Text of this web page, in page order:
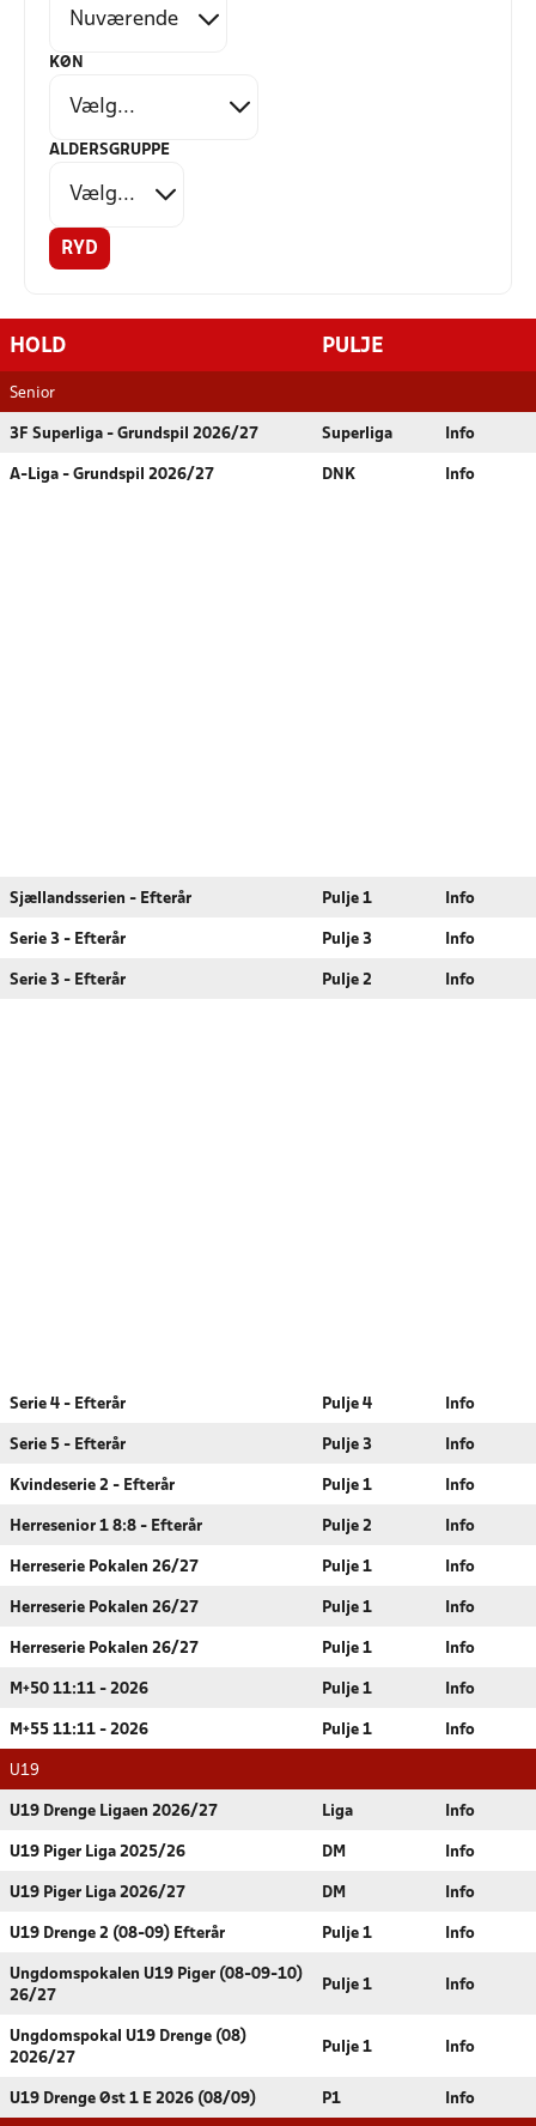
KØN
ALDERSGRUPPE
RYD
HOLD PULJE
Senior
3F Superliga - Grundspil 2026/27 Superliga Info
A-Liga - Grundspil 2026/27 DNK Info
Sjællandsserien - Efterår Pulje 1 Info
Serie 3 - Efterår Pulje 3 Info
Serie 3 - Efterår Pulje 2 Info
Serie 4 - Efterår Pulje 4 Info
Serie 5 - Efterår Pulje 3 Info
Kvindeserie 2 - Efterår Pulje 1 Info
Herresenior 1 8:8 - Efterår Pulje 2 Info
Herreserie Pokalen 26/27 Pulje 1 Info
Herreserie Pokalen 26/27 Pulje 1 Info
Herreserie Pokalen 26/27 Pulje 1 Info
M+50 11:11 - 2026 Pulje 1 Info
M+55 11:11 - 2026 Pulje 1 Info
U19
U19 Drenge Ligaen 2026/27 Liga Info
U19 Piger Liga 2025/26 DM Info
U19 Piger Liga 2026/27 DM Info
U19 Drenge 2 (08-09) Efterår Pulje 1 Info
Ungdomspokalen U19 Piger (08-09-10)
26/27
Pulje 1 Info
Ungdomspokal U19 Drenge (08)
2026/27
Pulje 1 Info
U19 Drenge Øst 1 E 2026 (08/09) P1 Info